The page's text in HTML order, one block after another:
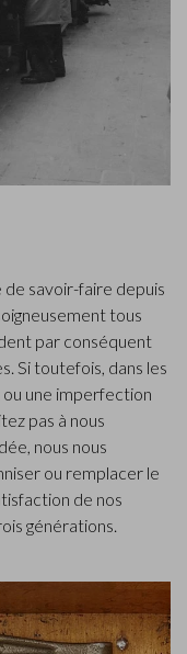
savoir-faire depuis
tous
par conséquent
Si toutefois, dans les
ou une imperfection
pas à nous
nous nous
ou remplacer le
de nos
générations.